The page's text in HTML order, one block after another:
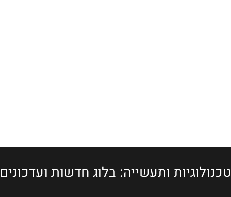
טכנולוגיות ותעשייה: בלוג חדשות ועדכונים